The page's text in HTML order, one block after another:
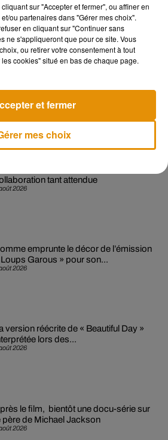
2026
sort enfin le remix de « Love
» avec Kylie Minogue
2026
tant attendue
2026
emprunte le décor de l’émission
Loups Garous » pour son...
2026
version réécrite de « Beautiful Day »
lors des...
2026
le film, bientôt une docu-série sur
père de Michael Jackson
sur "Accepter et fermer", ou affiner en
ou partenaires dans "Gérer mes choix".
en cliquant sur "Continuer sans
ne s'appliqueront que pour ce site. Vous
ou retirer votre consentement à tout
cookies" situé en bas de chaque page.
mes choix
et fermer